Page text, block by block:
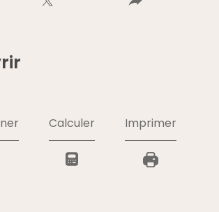
Calculer Imprimer